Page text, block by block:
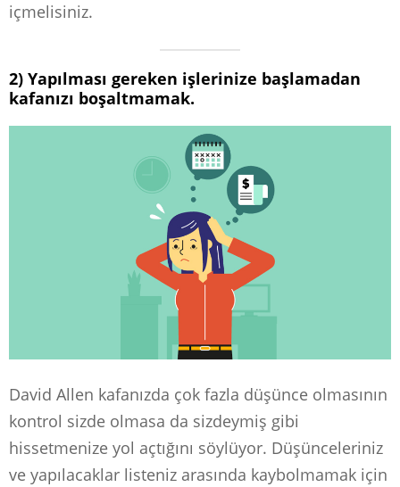
içmelisiniz.
2) Yapılması gereken işlerinize başlamadan
kafanızı boşaltmamak.
David Allen kafanızda çok fazla düşünce olmasının
kontrol sizde olmasa da sizdeymiş gibi
hissetmenize yol açtığını söylüyor. Düşünceleriniz
ve yapılacaklar listeniz arasında kaybolmamak için